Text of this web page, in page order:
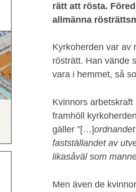
rätt att rösta.
allmänna
Kyrkoherden var av
rösträtt. Han vände
vara i hemmet, så
Kvinnors
framhöll
gäller ”[…]
fastställandet av
likasåväl som
Men även de